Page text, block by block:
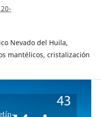
Nevado del Huila,
mantélicos, cristalización